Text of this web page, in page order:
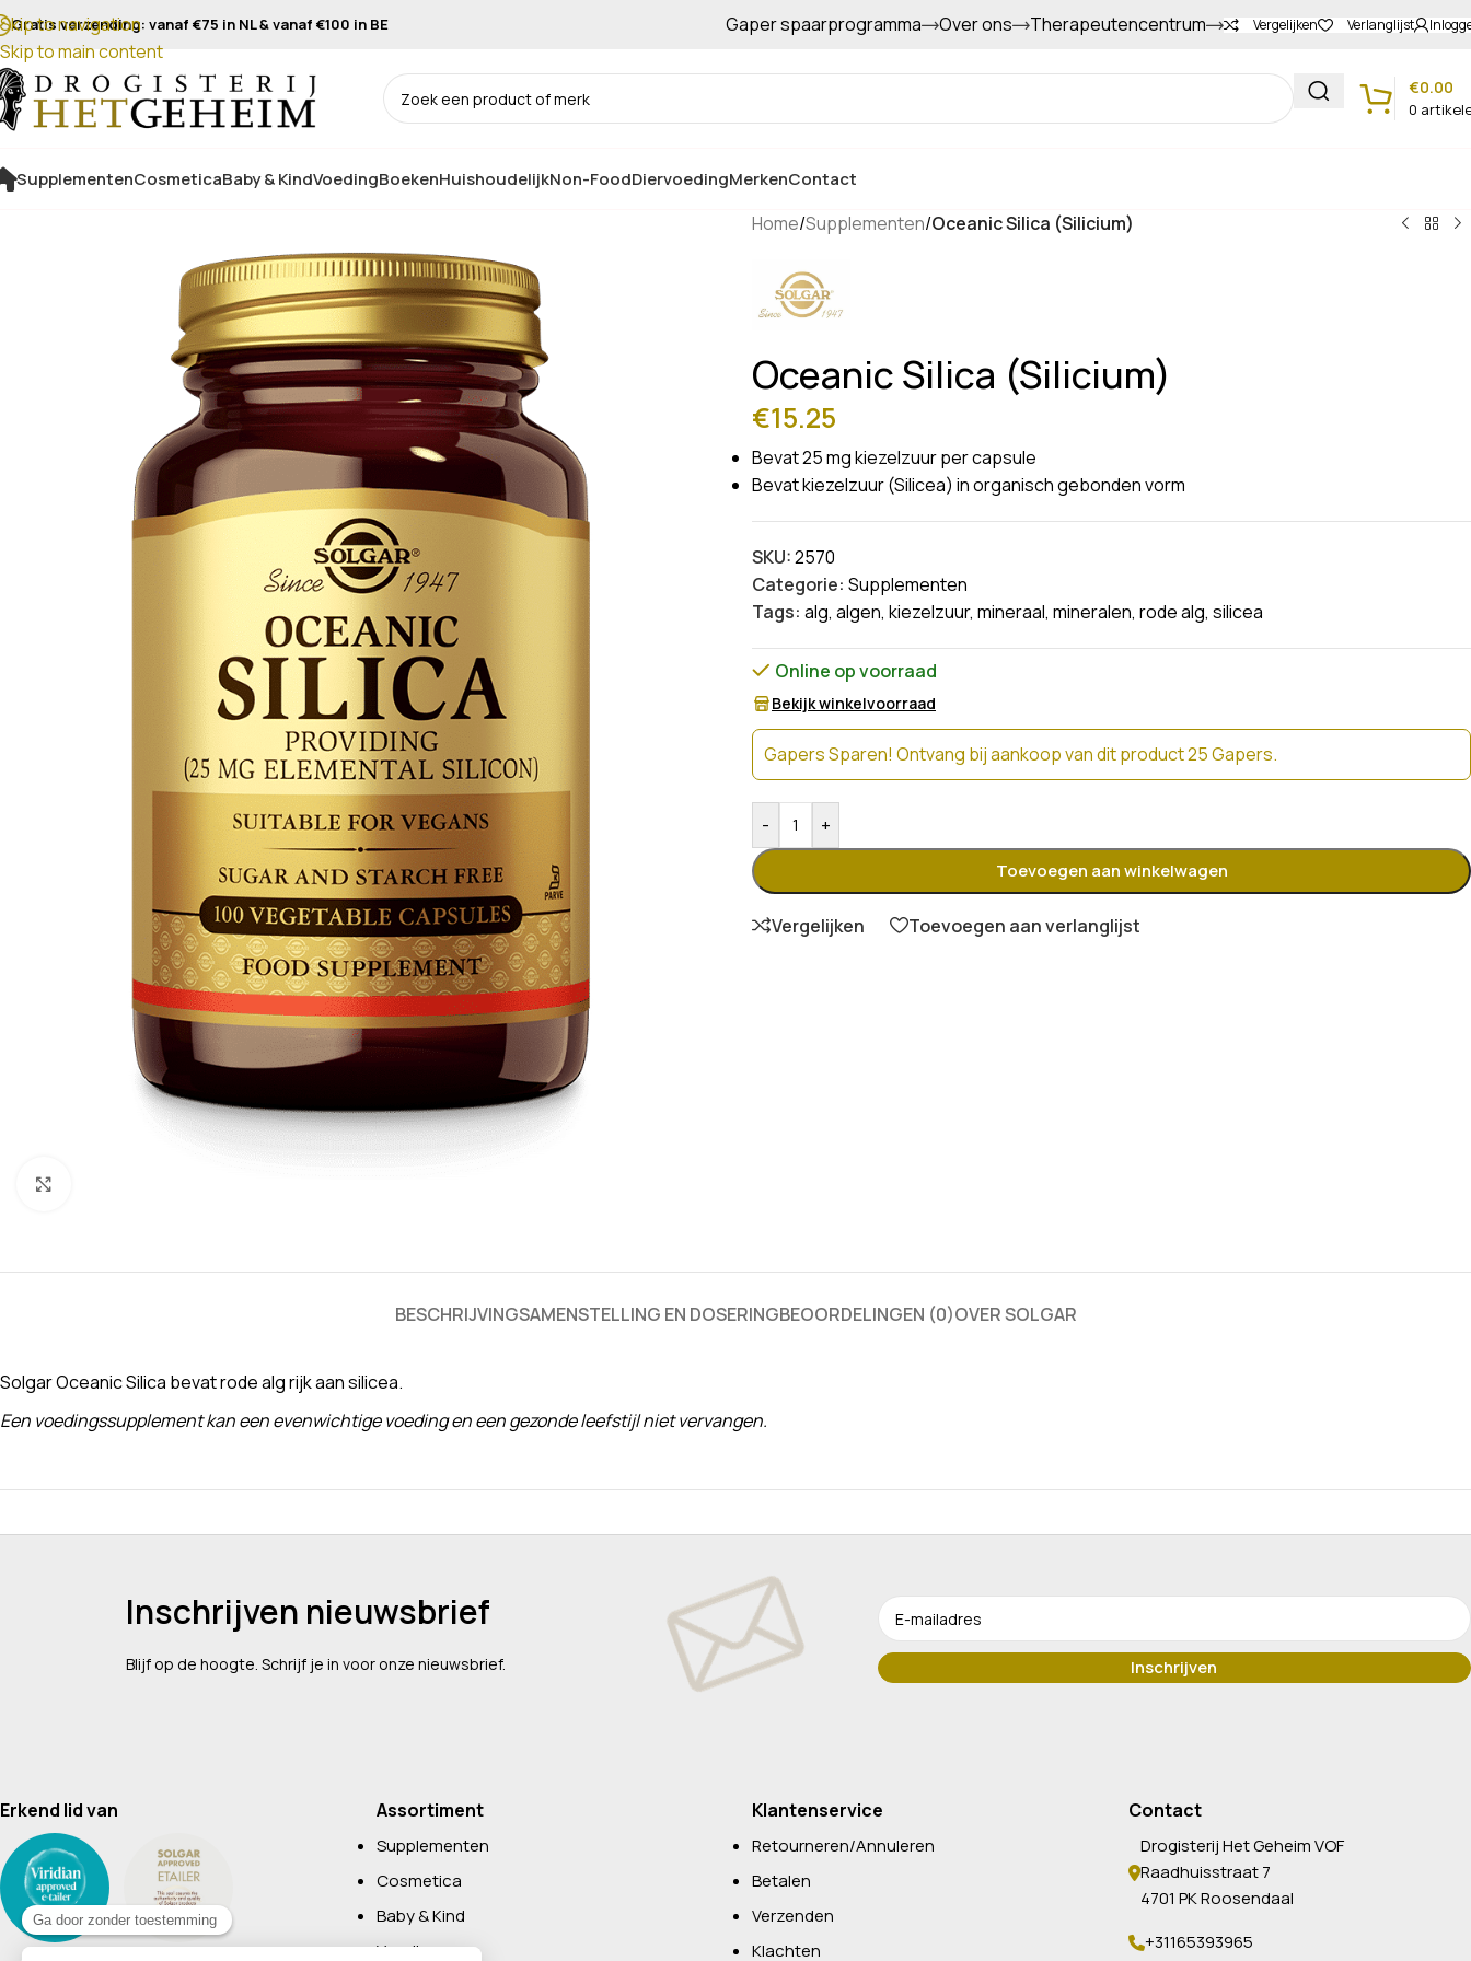
Skip to navigation
Skip to main content
Gratis verzending: vanaf €75 in NL & vanaf €100 in BE Gratis afhalen in de winkel Gapers sparen voor extra korting
Gaper spaarprogramma Over ons Therapeutencentrum Vergelijken Verlanglijst
0
€0.00
SupplementenCosmeticaBaby & KindVoedingBoekenHuishoudelijkNon-FoodDiervoedingMerkenContact
Home/Supplementen/Oceanic Silica (Silicium)
Oceanic Silica (Silicium)
€15.25
Bevat 25 mg kiezelzuur per capsule
Bevat kiezelzuur (Silicea) in organisch gebonden vorm
SKU:2570
Categorie: Supplementen
Tags: alg, algen, kiezelzuur, mineraal, mineralen, rode alg, silicea
Online op voorraad
Bekijk winkelvoorraad
Gapers Sparen! Ontvang bij aankoop van dit product 25 Gapers.
- +
Toevoegen aan winkelwagen
Vergelijken Toevoegen aan verlanglijst
BESCHRIJVINGSAMENSTELLING EN DOSERINGBEOORDELINGEN (0)OVER SOLGAR
Solgar Oceanic Silica bevat rode alg rijk aan silicea.
Een voedingssupplement kan een evenwichtige voeding en een gezonde leefstijl niet vervangen.
Inschrijven nieuwsbrief
Blijf op de hoogte. Schrijf je in voor onze nieuwsbrief.
Erkend lid van Assortiment
Supplementen
Cosmetica
Baby & Kind
Voeding
Klantenservice
Retourneren/Annuleren
Betalen
Verzenden
Klachten
Contact
Drogisterij Het Geheim VOF
Raadhuisstraat 7
4701 PK Roosendaal
+31165393965